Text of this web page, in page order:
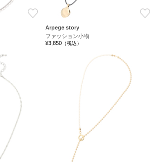
お気に入り
Arpege story
ファッション小物
¥3,850 （税込）